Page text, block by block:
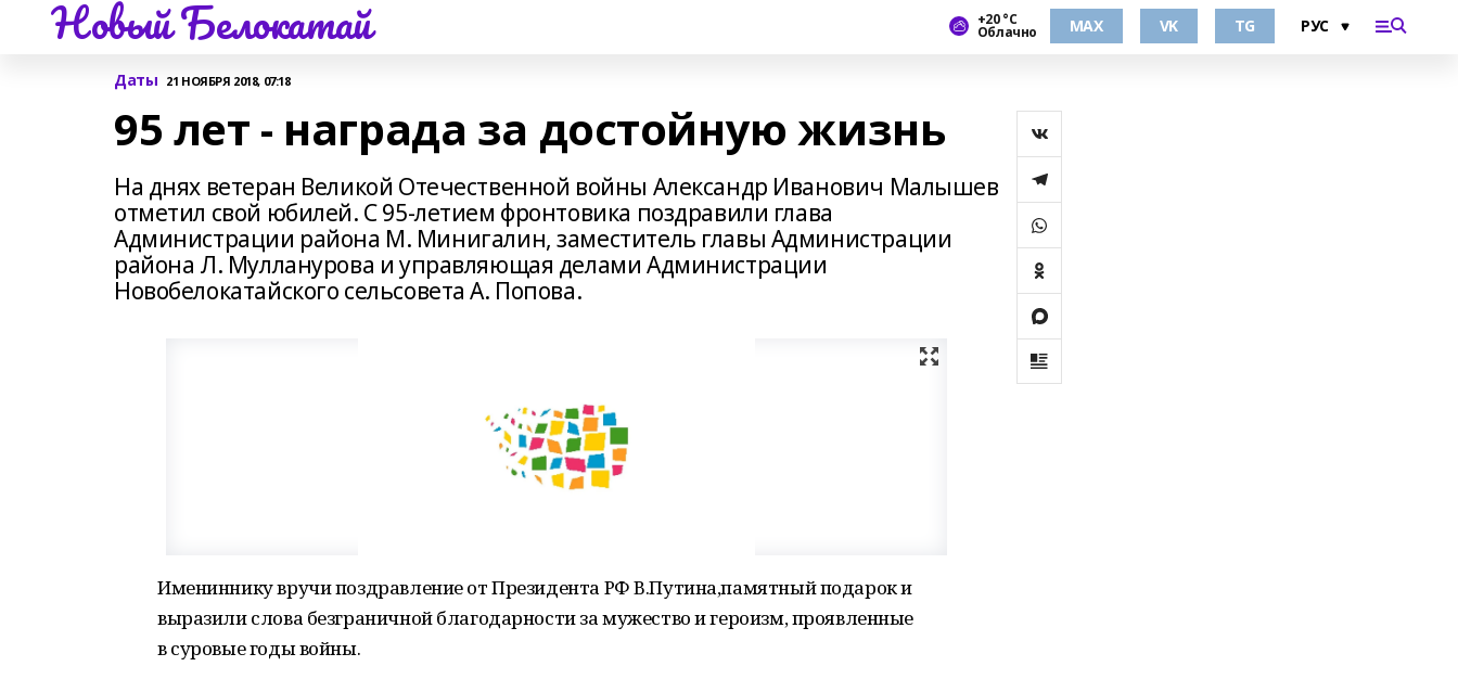
Новый Белокатай +20 °С
Облачно MAX VK TG
Даты 21 НОЯБРЯ 2018, 07:18
95 лет - награда за достойную жизнь
На днях ветеран Великой Отечественной войны Александр Иванович Малышев
отметил свой юбилей. С 95-летием фронтовика поздравили глава
Администрации района М. Минигалин, заместитель главы Администрации
района Л. Мулланурова и управляющая делами Администрации
Новобелокатайского сельсовета А. Попова.
Имениннику вручи поздравление от Президента РФ В.Путина,памятный подарок и
выразили слова безграничной благодарности за мужество и героизм, проявленные
в суровые годы войны.